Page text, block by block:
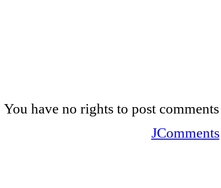
You have no rights to post comments
JComments